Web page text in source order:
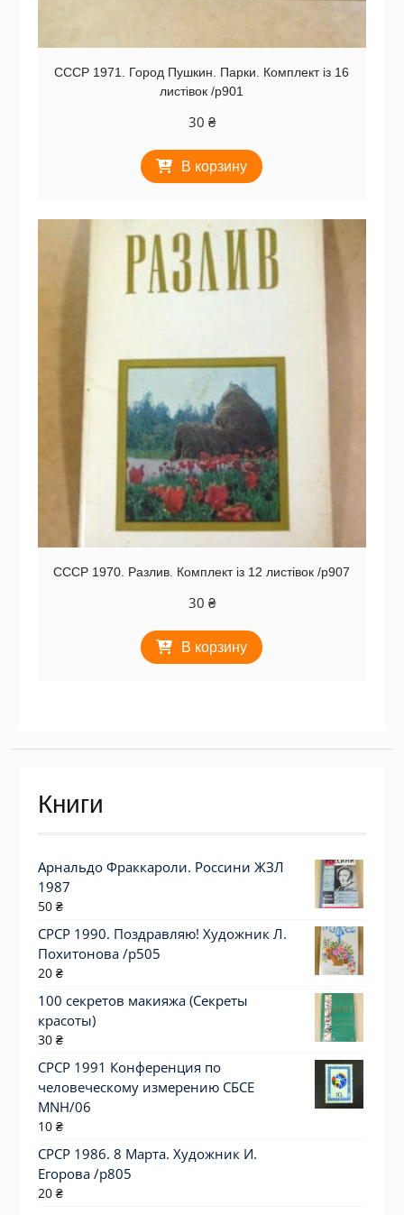
СССР 1971. Город Пушкин. Парки. Комплект із 16
листівок /р901
30 ₴
В корзину
СССР 1970. Разлив. Комплект із 12 листівок /р907
30 ₴
В корзину
Книги
Арнальдо Фраккароли. Россини ЖЗЛ
1987
50 ₴
СРСР 1990. Поздравляю! Художник Л.
Похитонова /р505
20 ₴
100 секретов макияжа (Секреты
красоты)
30 ₴
СРСР 1991 Конференция по
человеческому измерению СБСЕ
MNH/06
10 ₴
СРСР 1986. 8 Марта. Художник И.
Егорова /р805
20 ₴